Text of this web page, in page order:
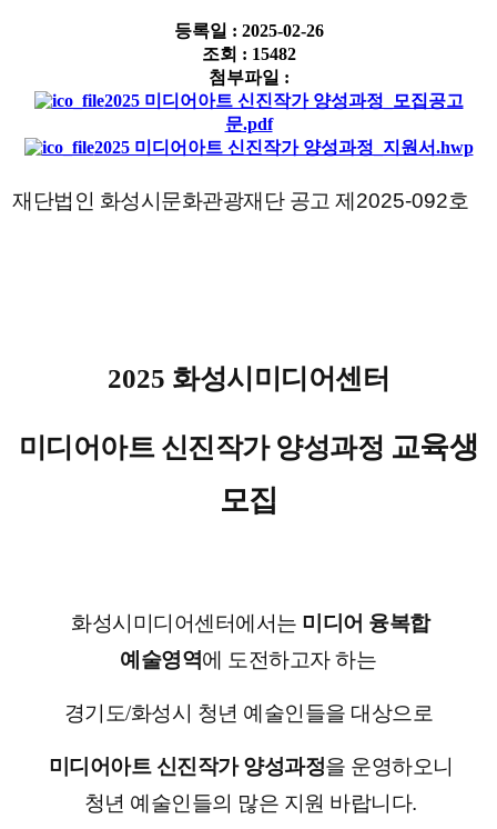
등록일 : 2025-02-26
조회 : 15482
첨부파일 :
2025 미디어아트 신진작가 양성과정_모집공고
문.pdf
2025 미디어아트 신진작가 양성과정_지원서.hwp
재단법인 화성시문화관광재단 공고 제2025-092호
2025 화성시미디어센터
미디어아트 신진작가 양성과정 교육생
모집
화성시미디어센터에서는 미디어 융복합
예술영역에 도전하고자 하는
경기도/화성시 청년 예술인들을 대상으로
미디어아트 신진작가 양성과정을 운영하오니
청년 예술인들의 많은 지원 바랍니다.